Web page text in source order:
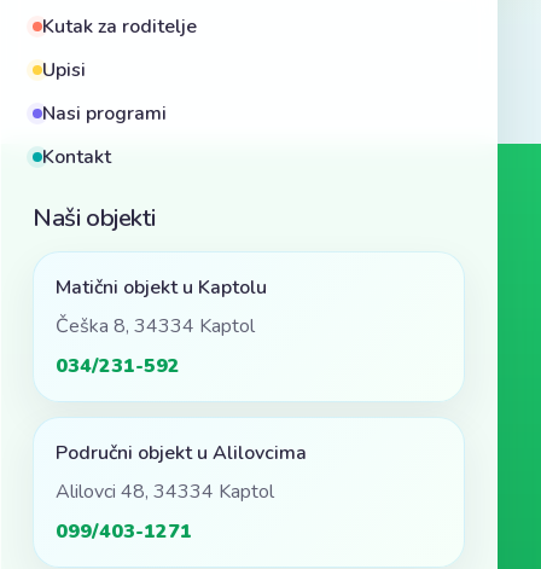
Kutak za roditelje
Upisi
Nasi programi
Kontakt
Naši objekti
Matični objekt u Kaptolu
Češka 8, 34334 Kaptol
034/231-592
Područni objekt u Alilovcima
Alilovci 48, 34334 Kaptol
099/403-1271